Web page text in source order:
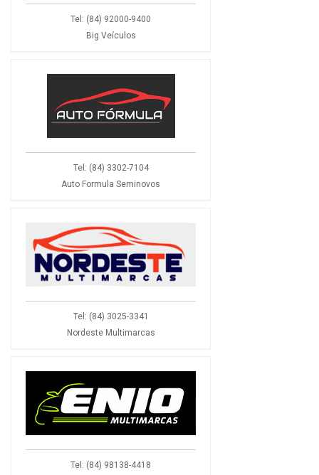
Tel: (84) 92000-9400
Big Veículos
Tel: (84) 3302-7104
Auto Formula Seminovos
Tel: (84) 3025-3341
Nordeste Multimarcas
Tel: (84) 98138-4418